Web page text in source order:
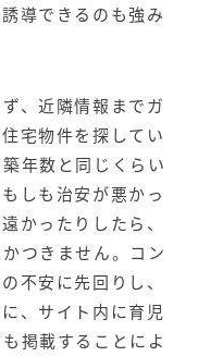
導できるのも強み
、近隣情報までガ
宅物件を探してい
年数と同じくらい
しも治安が悪かっ
かったりしたら、
つきません。コン
不安に先回りし、
、サイト内に育児
掲載することによ